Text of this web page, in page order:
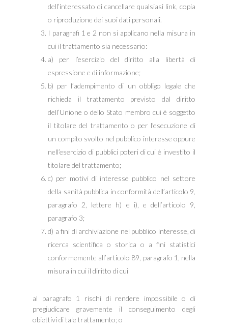
dell’interessato di cancellare qualsiasi link, copia
o riproduzione dei suoi dati personali.
I paragrafi 1 e 2 non si applicano nella misura in
cui il trattamento sia necessario:
a) per l’esercizio del diritto alla libertà di
espressione e di informazione;
b) per l’adempimento di un obbligo legale che
richieda il trattamento previsto dal diritto
dell’Unione o dello Stato membro cui è soggetto
il titolare del trattamento o per l’esecuzione di
un compito svolto nel pubblico interesse oppure
nell’esercizio di pubblici poteri di cui è investito il
titolare del trattamento;
c) per motivi di interesse pubblico nel settore
della sanità pubblica in conformità dell’articolo 9,
paragrafo 2, lettere h) e i), e dell’articolo 9,
paragrafo 3;
d) a fini di archiviazione nel pubblico interesse, di
ricerca scientifica o storica o a fini statistici
conformemente all’articolo 89, paragrafo 1, nella
misura in cui il diritto di cui
al paragrafo 1 rischi di rendere impossibile o di
pregiudicare gravemente il conseguimento degli
obiettivi di tale trattamento; o